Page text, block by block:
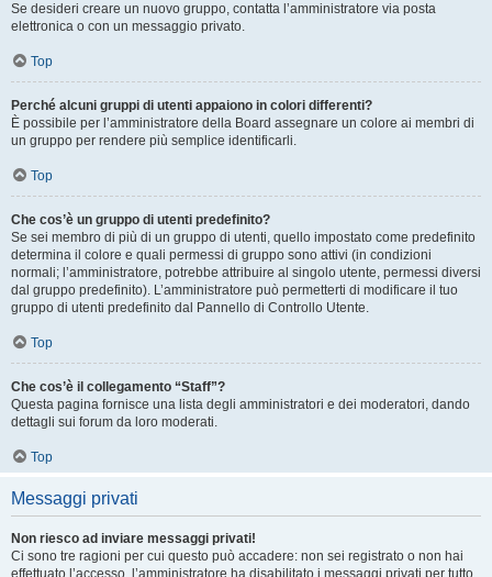
Se desideri creare un nuovo gruppo, contatta l’amministratore via posta
elettronica o con un messaggio privato.
Top
Perché alcuni gruppi di utenti appaiono in colori differenti?
È possibile per l’amministratore della Board assegnare un colore ai membri di
un gruppo per rendere più semplice identificarli.
Top
Che cos’è un gruppo di utenti predefinito?
Se sei membro di più di un gruppo di utenti, quello impostato come predefinito
determina il colore e quali permessi di gruppo sono attivi (in condizioni
normali; l’amministratore, potrebbe attribuire al singolo utente, permessi diversi
dal gruppo predefinito). L’amministratore può permetterti di modificare il tuo
gruppo di utenti predefinito dal Pannello di Controllo Utente.
Top
Che cos’è il collegamento “Staff”?
Questa pagina fornisce una lista degli amministratori e dei moderatori, dando
dettagli sui forum da loro moderati.
Top
Messaggi privati
Non riesco ad inviare messaggi privati!
Ci sono tre ragioni per cui questo può accadere: non sei registrato o non hai
effettuato l’accesso, l’amministratore ha disabilitato i messaggi privati per tutto